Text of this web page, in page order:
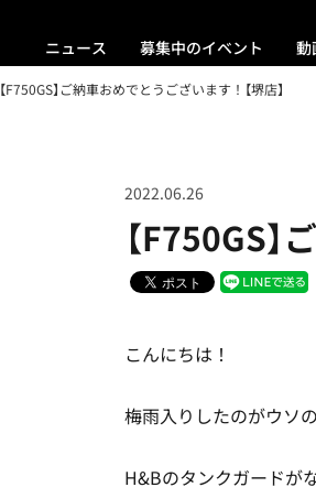
ニュース 募集中のイベント 動
【F750GS】ご納車おめでとうございます！【堺店】
【F750GS】
2022.06.26
こんにちは！
梅雨入りしたのがウソ
H&Bのタンクガードが